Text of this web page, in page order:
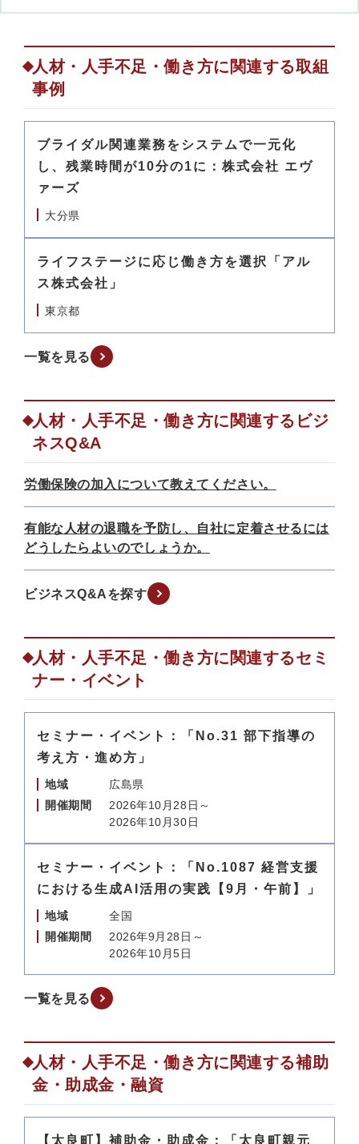
人材・人手不足・働き方に関連する取組
事例
ブライダル関連業務をシステムで一元化
し、残業時間が10分の1に：株式会社 エヴ
ァーズ
大分県
ライフステージに応じ働き方を選択「アル
ス株式会社」
東京都
一覧を見る
人材・人手不足・働き方に関連するビジ
ネスQ&A
労働保険の加入について教えてください。
有能な人材の退職を予防し、自社に定着させるには
どうしたらよいのでしょうか。
ビジネスQ&Aを探す
人材・人手不足・働き方に関連するセミ
ナー・イベント
セミナー・イベント：「No.31 部下指導の
考え方・進め方」
地域
広島県
開催期間
2026年10月28日～
2026年10月30日
セミナー・イベント：「No.1087 経営支援
における生成AI活用の実践【9月・午前】」
地域
全国
開催期間
2026年9月28日～
2026年10月5日
一覧を見る
人材・人手不足・働き方に関連する補助
金・助成金・融資
【太良町】補助金・助成金：「太良町親元